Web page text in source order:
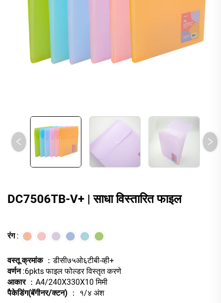
DC7506TB-V+ | साधा विस्तारित फाइल
रंग:
वस्तू क्रमांक ：डीसी७५ओ६टीबी-व्ही+
वर्णन :6pkts फाइल फोल्डर विस्तृत करणे
आकार ：A4/240X330X10 मिमी
पैकेडिंग(बॅगीनर/क्टन)
： १/४ अंश